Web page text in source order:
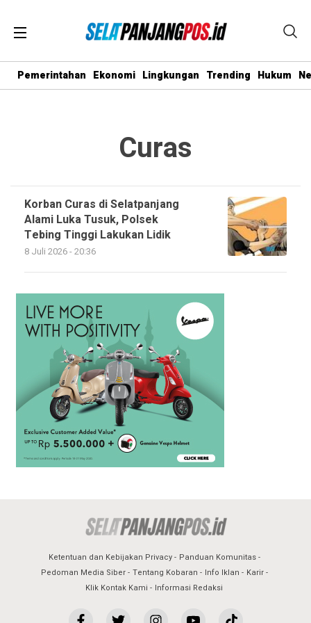
Pemerintahan Ekonomi Lingkungan Trending Hukum
Curas
Korban Curas di Selatpanjang
Alami Luka Tusuk, Polsek
Tebing Tinggi Lakukan Lidik
8 Juli 2026 - 20:36
Ketentuan dan Kebijakan Privacy
Panduan Komunitas
Pedoman Media Siber
Tentang Kobaran Info Iklan
Karir
Klik Kontak Kami
Informasi Redaksi